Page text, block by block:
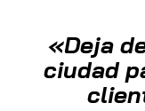
«Deja
ciudad